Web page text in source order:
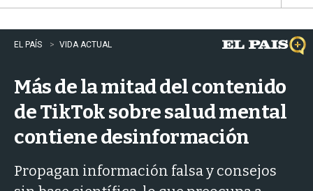
o
s
t
r
EL PAÍS VIDA ACTUAL
Más de la mitad del contenido
de TikTok sobre salud mental
contiene desinformación
Propagan información falsa y consejos